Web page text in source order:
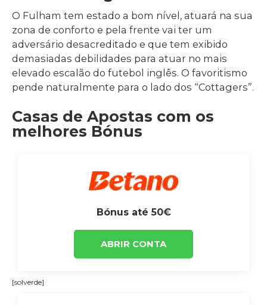
O Fulham tem estado a bom nível, atuará na sua
zona de conforto e pela frente vai ter um
adversário desacreditado e que tem exibido
demasiadas debilidades para atuar no mais
elevado escalão do futebol inglês. O favoritismo
pende naturalmente para o lado dos “Cottagers”.
Casas de Apostas com os
melhores Bónus
Bónus até 50€
ABRIR CONTA
[solverde]